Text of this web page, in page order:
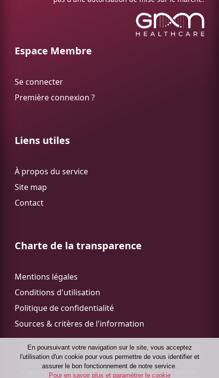
Espace Membre
Se connecter
Première connexion ?
Liens utiles
À propos du service
Site map
Contact
Charte de la transparence
Mentions légales
Conditions d'utilisation
Politique de confidentialité
Sources & critères de l'information
Copyright 2026 © GNM Healthcare Group Companies
En poursuivant votre navigation sur le site, vous acceptez
lʹutilisation dʹun cookie pour vous permettre de vous identifier et
assurer le bon fonctionnement de notre service.
Pour en savoir plus et paramétrer le cookie